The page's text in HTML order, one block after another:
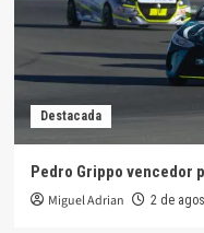
Destacada
Pedro Grippo vencedor
Miguel Adrian 2 de